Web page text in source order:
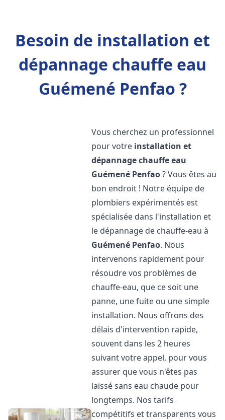
Besoin de installation et
dépannage chauffe eau
Guémené Penfao ?
Vous cherchez un professionnel
pour votre installation et
dépannage chauffe eau
Guémené Penfao? Vous êtes au
bon endroit ! Notre équipe de
plombiers expérimentés est
spécialisée dans l'installation et
le dépannage de chauffe-eau à
Guémené Penfao. Nous
intervenons rapidement pour
résoudre vos problèmes de
chauffe-eau, que ce soit une
panne, une fuite ou une simple
installation. Nous offrons des
délais d'intervention rapide,
souvent dans les 2 heures
suivant votre appel, pour vous
assurer que vous n'êtes pas
laissé sans eau chaude pour
longtemps. Nos tarifs
compétitifs et transparents vous